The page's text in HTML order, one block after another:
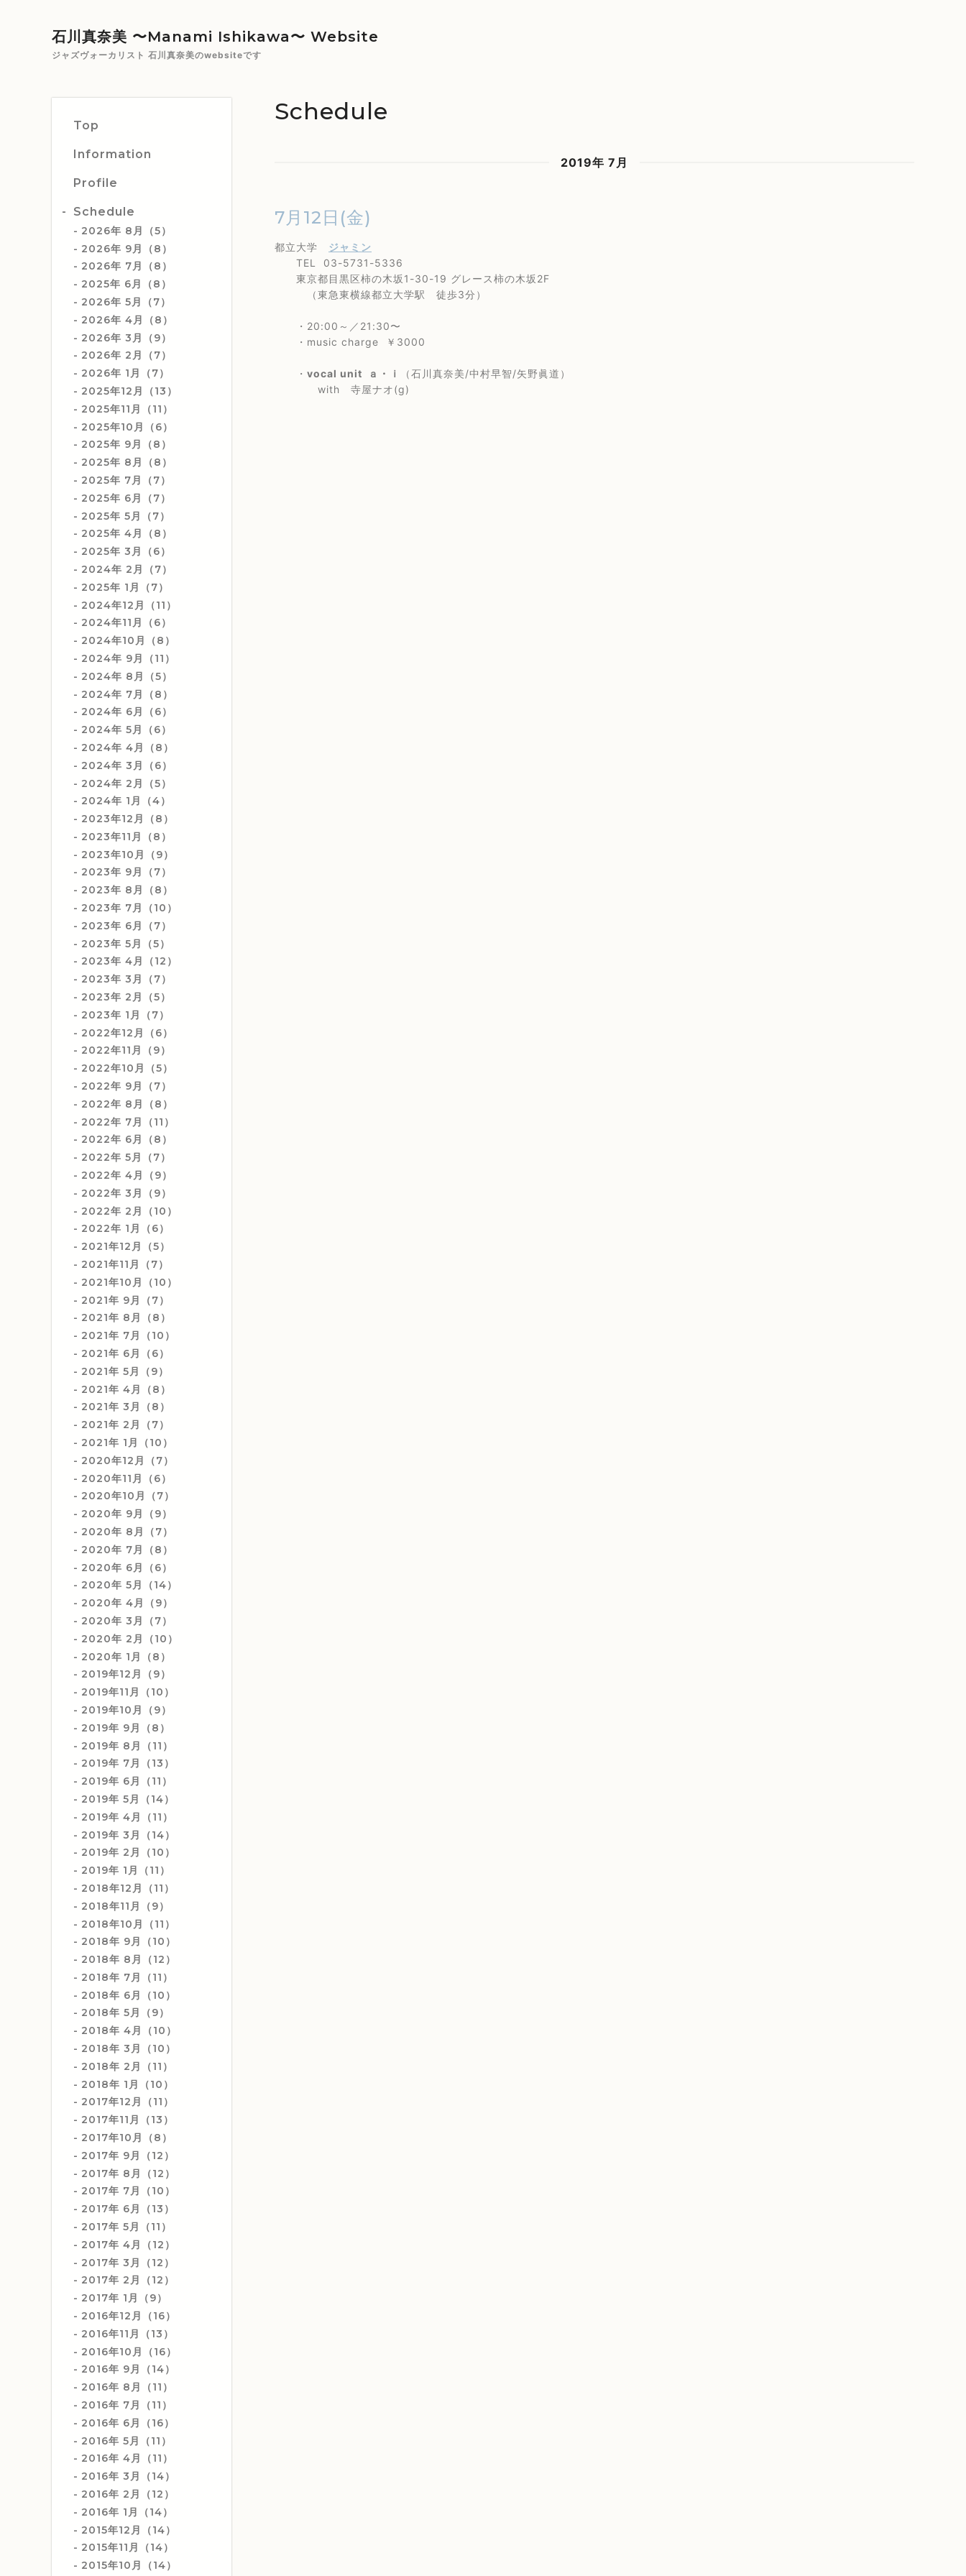
石川真奈美 〜Manami Ishikawa〜 Website
ジャズヴォーカリスト 石川真奈美のwebsiteです
Top
Information
Profile
Schedule
2026年 8月（5）
2026年 9月（8）
2026年 7月（8）
2025年 6月（8）
2026年 5月（7）
2026年 4月（8）
2026年 3月（9）
2026年 2月（7）
2026年 1月（7）
2025年12月（13）
2025年11月（11）
2025年10月（6）
2025年 9月（8）
2025年 8月（8）
2025年 7月（7）
2025年 6月（7）
2025年 5月（7）
2025年 4月（8）
2025年 3月（6）
2024年 2月（7）
2025年 1月（7）
2024年12月（11）
2024年11月（6）
2024年10月（8）
2024年 9月（11）
2024年 8月（5）
2024年 7月（8）
2024年 6月（6）
2024年 5月（6）
2024年 4月（8）
2024年 3月（6）
2024年 2月（5）
2024年 1月（4）
2023年12月（8）
2023年11月（8）
2023年10月（9）
2023年 9月（7）
2023年 8月（8）
2023年 7月（10）
2023年 6月（7）
2023年 5月（5）
2023年 4月（12）
2023年 3月（7）
2023年 2月（5）
2023年 1月（7）
2022年12月（6）
2022年11月（9）
2022年10月（5）
2022年 9月（7）
2022年 8月（8）
2022年 7月（11）
2022年 6月（8）
2022年 5月（7）
2022年 4月（9）
2022年 3月（9）
2022年 2月（10）
2022年 1月（6）
2021年12月（5）
2021年11月（7）
2021年10月（10）
2021年 9月（7）
2021年 8月（8）
2021年 7月（10）
2021年 6月（6）
2021年 5月（9）
2021年 4月（8）
2021年 3月（8）
2021年 2月（7）
2021年 1月（10）
2020年12月（7）
2020年11月（6）
2020年10月（7）
2020年 9月（9）
2020年 8月（7）
2020年 7月（8）
2020年 6月（6）
2020年 5月（14）
2020年 4月（9）
2020年 3月（7）
2020年 2月（10）
2020年 1月（8）
2019年12月（9）
2019年11月（10）
2019年10月（9）
2019年 9月（8）
2019年 8月（11）
2019年 7月（13）
2019年 6月（11）
2019年 5月（14）
2019年 4月（11）
2019年 3月（14）
2019年 2月（10）
2019年 1月（11）
2018年12月（11）
2018年11月（9）
2018年10月（11）
2018年 9月（10）
2018年 8月（12）
2018年 7月（11）
2018年 6月（10）
2018年 5月（9）
2018年 4月（10）
2018年 3月（10）
2018年 2月（11）
2018年 1月（10）
2017年12月（11）
2017年11月（13）
2017年10月（8）
2017年 9月（12）
2017年 8月（12）
2017年 7月（10）
2017年 6月（13）
2017年 5月（11）
2017年 4月（12）
2017年 3月（12）
2017年 2月（12）
2017年 1月（9）
2016年12月（16）
2016年11月（13）
2016年10月（16）
2016年 9月（14）
2016年 8月（11）
2016年 7月（11）
2016年 6月（16）
2016年 5月（11）
2016年 4月（11）
2016年 3月（14）
2016年 2月（12）
2016年 1月（14）
2015年12月（14）
2015年11月（14）
2015年10月（14）
Schedule
2019年 7月
7月12日(金)
都立大学
ジャミン
TEL 03-5731-5336
東京都目黒区柿の木坂1-30-19 グレース柿の木坂2F
（東急東横線都立大学駅 徒歩3分）
・20:00～／21:30〜
・music charge ￥3000
・ vocal unit ａ・ｉ
（石川真奈美/中村早智/矢野眞道）
with 寺屋ナオ(g)